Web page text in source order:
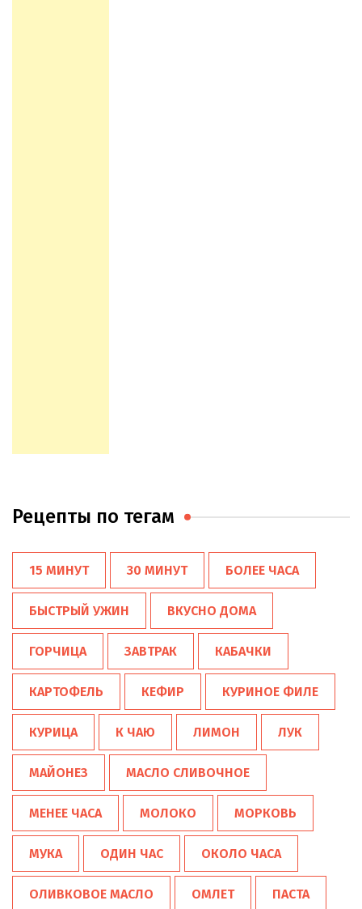
Рецепты по тегам
15 МИНУТ 30 МИНУТ БОЛЕЕ ЧАСА
БЫСТРЫЙ УЖИН ВКУСНО ДОМА
ГОРЧИЦА ЗАВТРАК КАБАЧКИ
КАРТОФЕЛЬ КЕФИР КУРИНОЕ ФИЛЕ
КУРИЦА К ЧАЮ ЛИМОН ЛУК
МАЙОНЕЗ МАСЛО СЛИВОЧНОЕ
МЕНЕЕ ЧАСА МОЛОКО МОРКОВЬ
МУКА ОДИН ЧАС ОКОЛО ЧАСА
ОЛИВКОВОЕ МАСЛО ОМЛЕТ ПАСТА